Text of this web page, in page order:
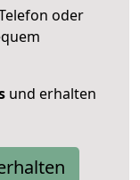
oder
und erhalten